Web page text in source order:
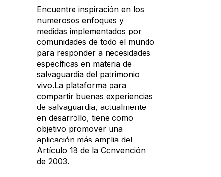
Encuentre inspiración en los
numerosos enfoques y
medidas implementados por
comunidades de todo el mundo
para responder a necesidades
específicas en materia de
salvaguardia del patrimonio
vivo.La plataforma para
compartir buenas experiencias
de salvaguardia, actualmente
en desarrollo, tiene como
objetivo promover una
aplicación más amplia del
Artículo 18 de la Convención
de 2003.